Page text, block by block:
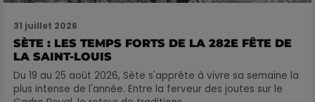
31 juillet 2026
SÈTE : LES TEMPS FORTS DE LA 282E FÊTE DE
LA SAINT-LOUIS
Du 19 au 25 août 2026, Sète s'apprête à vivre sa semaine la
plus intense de l'année. Entre la ferveur des joutes sur le